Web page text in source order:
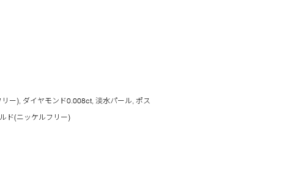
ー), ダイヤモンド0.008ct, 淡水パール, ポス
ド(ニッケルフリー)